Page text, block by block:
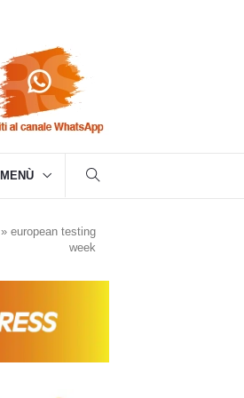
MENÙ
» european testing
week